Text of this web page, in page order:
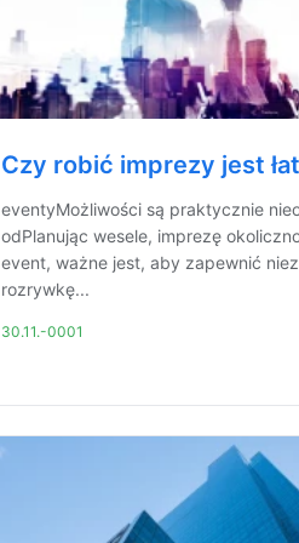
Czy robić imprezy jest
eventyMożliwości są praktycznie
odPlanując wesele, imprezę
event, ważne jest, aby zapewnić
rozrywkę...
30.11.-0001